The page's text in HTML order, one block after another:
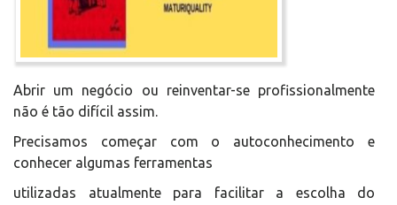
Abrir um negócio ou reinventar-se profissionalmente
não é tão difícil assim.
Precisamos começar com o autoconhecimento e
conhecer algumas ferramentas
utilizadas atualmente para facilitar a escolha do